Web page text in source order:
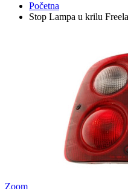
Početna
Stop Lampa u krilu
Zoom